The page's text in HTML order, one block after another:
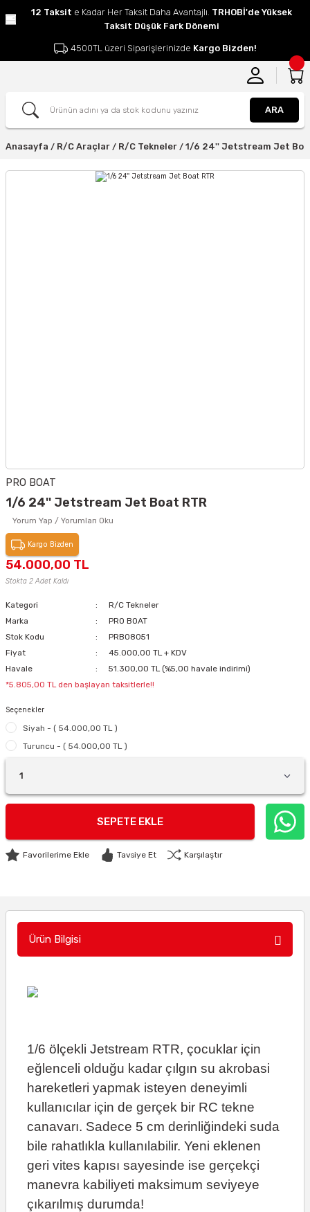
12 Taksit e Kadar Her Taksit Daha Avantajlı. TRHOBİ'de Yüksek
Taksit Düşük Fark Dönemi
4500TL üzeri Siparişlerinizde Kargo Bizden!
ARA
Anasayfa R/C Araçlar R/C Tekneler 1/6 24'' Jetstream Jet
PRO BOAT
1/6 24'' Jetstream Jet Boat RTR
Yorum Yap / Yorumları Oku
Kargo Bizden
54.000,00 TL
Stokta 2 Adet Kaldı
Kategori
R/C Tekneler
Marka
PRO BOAT
Stok Kodu
PRB08051
Fiyat
45.000,00 TL + KDV
Havale
51.300,00 TL (%5,00 havale indirimi)
*5.805,00 TL den başlayan taksitlerle!!
Seçenekler
Siyah - ( 54.000,00 TL )
Turuncu - ( 54.000,00 TL )
SEPETE EKLE
Tavsiye Et Karşılaştır
Ürün Bilgisi
1/6 ölçekli Jetstream RTR, çocuklar için
eğlenceli olduğu kadar çılgın su akrobasi
hareketleri yapmak isteyen deneyimli
kullanıcılar için de gerçek bir RC tekne
canavarı. Sadece 5 cm derinliğindeki suda
bile rahatlıkla kullanılabilir. Yeni eklenen
geri vites kapısı sayesinde ise gerçekçi
manevra kabiliyeti maksimum seviyeye
çıkarılmış durumda!